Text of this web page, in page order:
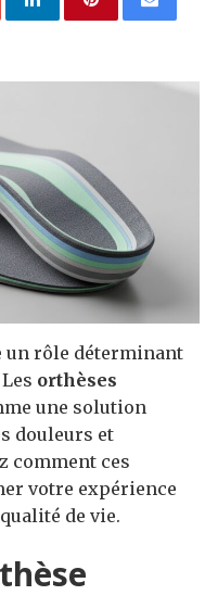
un rôle déterminant
orthèses
une solution
douleurs et
comment ces
votre expérience
de vie.